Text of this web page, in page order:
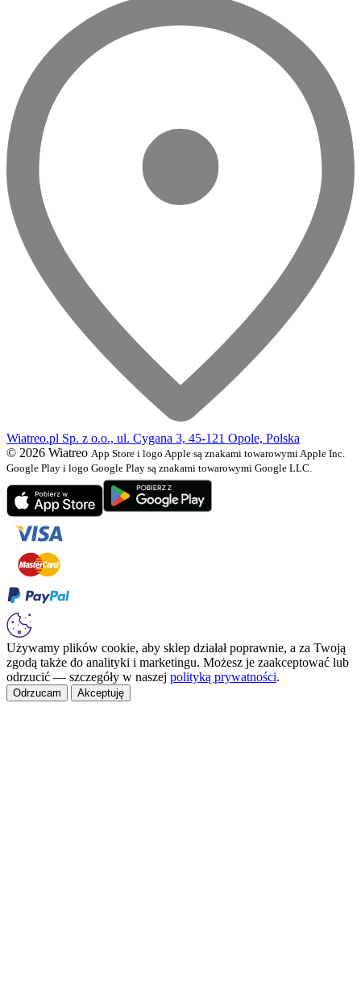
Wiatreo.pl Sp. z o.o., ul. Cygana 3, 45-121 Opole, Polska
© 2026 Wiatreo App Store i logo Apple są znakami towarowymi Apple Inc.
Google Play i logo Google Play są znakami towarowymi Google LLC.
Używamy plików cookie, aby sklep działał poprawnie, a za Twoją
zgodą także do analityki i marketingu. Możesz je zaakceptować lub
odrzucić — szczegóły w naszej polityką prywatności.
Odrzucam Akceptuję